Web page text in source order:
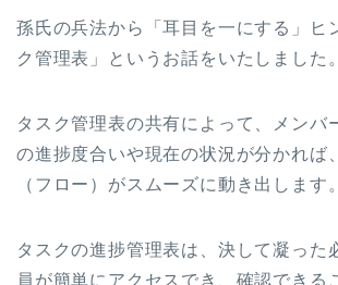
孫氏の兵法から「耳目を一にする」ヒ
ク管理表」というお話をいたしました。
タスク管理表の共有によって、メンバ
の進捗度合いや現在の状況が分かれば
（フロー）がスムーズに動き出します。
タスクの進捗管理表は、決して凝った
員が簡単にアクセスでき、確認できる